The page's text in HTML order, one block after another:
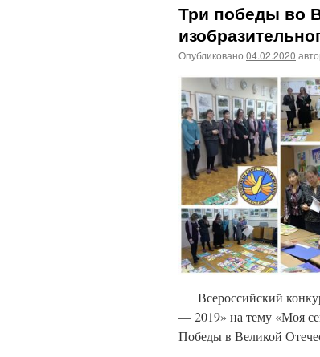
Три победы во
Опубликовано 04.02.2020
Всероссийский
— 2019» на тему «Моя
Победы в Великой